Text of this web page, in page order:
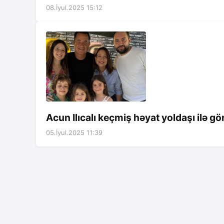
08.İyul.2025 15:12
Acun Ilıcalı keçmiş həyat yoldaşı ilə
05.İyul.2025 11:39